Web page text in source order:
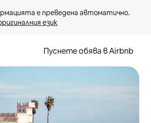
език
Пуснете обява в Airbnb